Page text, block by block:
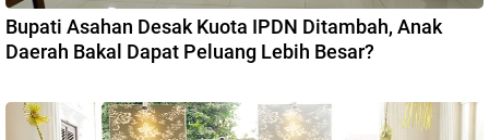
Bupati Asahan Desak Kuota IPDN Ditambah, Anak
Daerah Bakal Dapat Peluang Lebih Besar?